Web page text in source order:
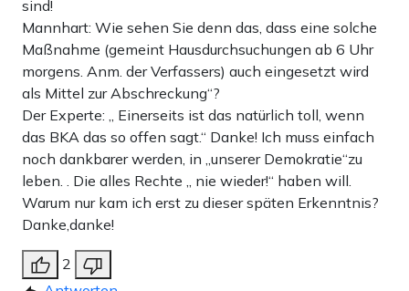
sind!
Mannhart: Wie sehen Sie denn das, dass eine solche
Maßnahme (gemeint Hausdurchsuchungen ab 6 Uhr
morgens. Anm. der Verfassers) auch eingesetzt wird
als Mittel zur Abschreckung“?
Der Experte: „ Einerseits ist das natürlich toll, wenn
das BKA das so offen sagt.“ Danke! Ich muss einfach
noch dankbarer werden, in „unserer Demokratie“zu
leben. . Die alles Rechte „ nie wieder!“ haben will.
Warum nur kam ich erst zu dieser späten Erkenntnis?
Danke,danke!
2